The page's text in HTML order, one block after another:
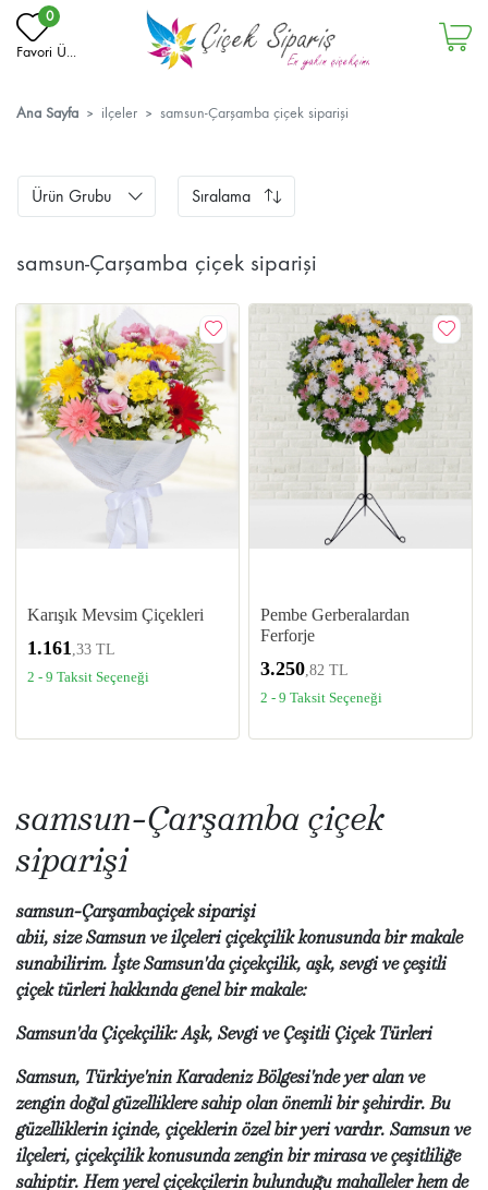
0
Favori Ü...
Ana Sayfa ilçeler samsun-Çarşamba çiçek siparişi
Ürün Grubu Sıralama
samsun-Çarşamba çiçek siparişi
Karışık Mevsim Çiçekleri
1.161 ,33 TL
2 - 9 Taksit Seçeneği
Pembe Gerberalardan
Ferforje
3.250 ,82 TL
2 - 9 Taksit Seçeneği
samsun-Çarşamba çiçek
siparişi
samsun-Çarşambaçiçek siparişi
abii, size Samsun ve ilçeleri çiçekçilik konusunda bir makale
sunabilirim. İşte Samsun'da çiçekçilik, aşk, sevgi ve çeşitli
çiçek türleri hakkında genel bir makale:
Samsun'da Çiçekçilik: Aşk, Sevgi ve Çeşitli Çiçek Türleri
Samsun, Türkiye'nin Karadeniz Bölgesi'nde yer alan ve
zengin doğal güzelliklere sahip olan önemli bir şehirdir. Bu
güzelliklerin içinde, çiçeklerin özel bir yeri vardır. Samsun ve
ilçeleri, çiçekçilik konusunda zengin bir mirasa ve çeşitliliğe
sahiptir. Hem yerel çiçekçilerin bulunduğu mahalleler hem de